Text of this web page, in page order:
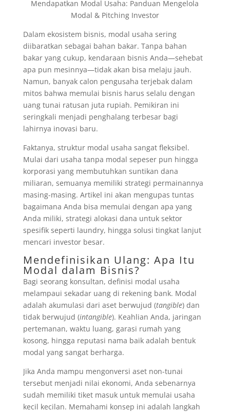
Mendapatkan Modal Usaha: Panduan Mengelola
Modal & Pitching Investor
Dalam ekosistem bisnis, modal usaha sering
diibaratkan sebagai bahan bakar. Tanpa bahan
bakar yang cukup, kendaraan bisnis Anda—sehebat
apa pun mesinnya—tidak akan bisa melaju jauh.
Namun, banyak calon pengusaha terjebak dalam
mitos bahwa memulai bisnis harus selalu dengan
uang tunai ratusan juta rupiah. Pemikiran ini
seringkali menjadi penghalang terbesar bagi
lahirnya inovasi baru.
Faktanya, struktur modal usaha sangat fleksibel.
Mulai dari usaha tanpa modal sepeser pun hingga
korporasi yang membutuhkan suntikan dana
miliaran, semuanya memiliki strategi permainannya
masing-masing. Artikel ini akan mengupas tuntas
bagaimana Anda bisa memulai dengan apa yang
Anda miliki, strategi alokasi dana untuk sektor
spesifik seperti laundry, hingga solusi tingkat lanjut
mencari investor besar.
Mendefinisikan Ulang: Apa Itu
Modal dalam Bisnis?
Bagi seorang konsultan, definisi modal usaha
melampaui sekadar uang di rekening bank. Modal
adalah akumulasi dari aset berwujud (tangible) dan
tidak berwujud (intangible). Keahlian Anda, jaringan
pertemanan, waktu luang, garasi rumah yang
kosong, hingga reputasi nama baik adalah bentuk
modal yang sangat berharga.
Jika Anda mampu mengonversi aset non-tunai
tersebut menjadi nilai ekonomi, Anda sebenarnya
sudah memiliki tiket masuk untuk memulai usaha
kecil kecilan. Memahami konsep ini adalah langkah